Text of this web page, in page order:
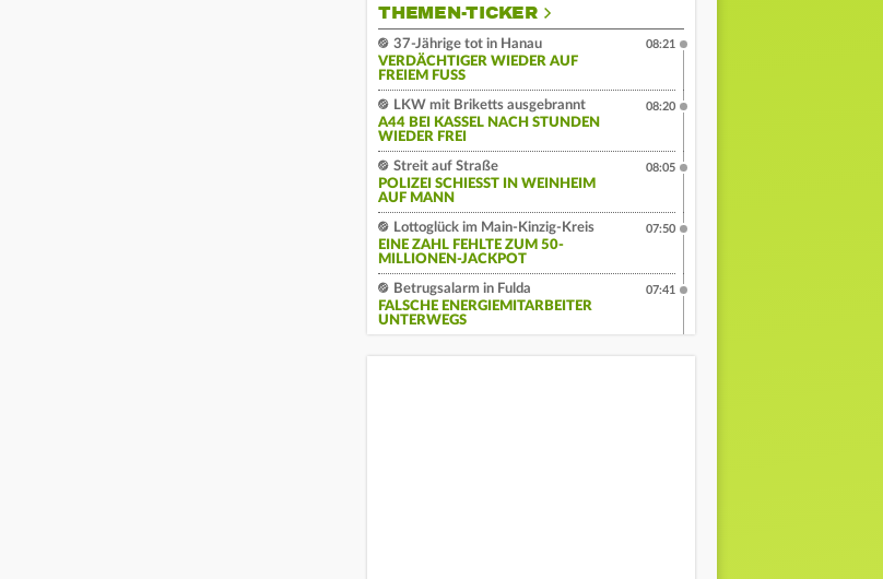
THEMEN-TICKER
37-Jährige tot in Hanau
VERDÄCHTIGER WIEDER AUF
FREIEM FUSS
08:21
LKW mit Briketts ausgebrannt
A44 BEI KASSEL NACH STUNDEN
WIEDER FREI
08:20
Streit auf Straße
POLIZEI SCHIESST IN WEINHEIM A
UF MANN
08:05
Lottoglück im Main-Kinzig-Kreis
EINE ZAHL FEHLTE ZUM 50-
MILLIONEN-JACKPOT
07:50
Betrugsalarm in Fulda
FALSCHE ENERGIEMITARBEITER
UNTERWEGS
07:41